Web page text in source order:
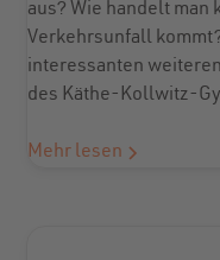
aus? Wie handelt man
Verkehrsunfall
interessanten
des Käthe-Kollwitz-
Mehr lesen